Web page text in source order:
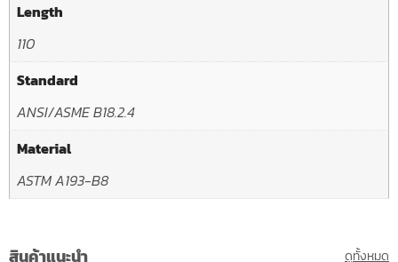
Length
110
Standard
ANSI/ASME B18.2.4
Material
ASTM A193-B8
สินค้าแนะนำ ดูทั้งหมด